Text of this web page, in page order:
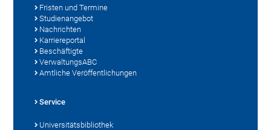
Fristen und Termine
Studienangebot
Nachrichten
Karriereportal
Beschäftigte
VerwaltungsABC
Amtliche Veröffentlichungen
Service
Universitätsbibliothek